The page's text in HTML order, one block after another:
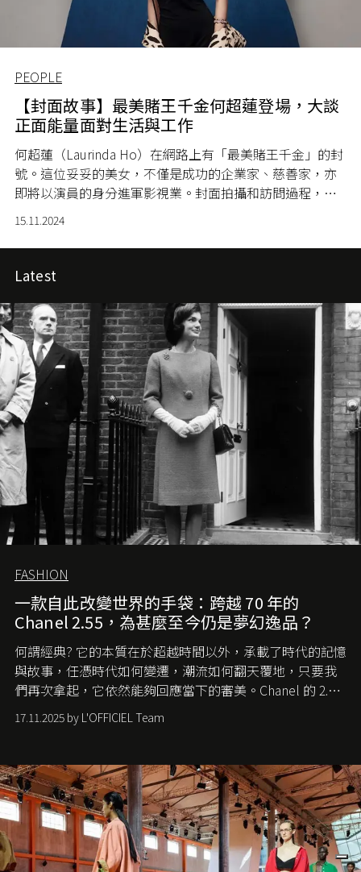
PEOPLE
【封面故事】最美賭王千金何超蓮登場，大談
正面能量面對生活與工作
何超蓮（Laurinda Ho）在網路上有「最美賭王千金」的封
號。這位妥妥的美女，不僅是成功的企業家、慈善家，亦
即將以演員的身分進軍影視業。封面拍攝和訪問過程，也
15.11.2024
Latest
FASHION
一款自此改變世界的手袋：跨越 70 年的
Chanel 2.55，為甚麼至今仍是夢幻逸品？
何謂經典? 它的本質在於超越時間以外，承載了時代的記憶
與故事，任憑時代如何變遷，潮流如何翻天覆地，只要我
們再次拿起，它依然能夠回應當下的審美。Chanel 的 2.55
手袋更是這樣存在，自問世至今，一直有着舉足輕重的地
位。如果說每個女生的第一個夢想手袋是 Chanel，那 2.55
愛它的雋永與優雅。那麼這個手袋是怎麼誕生的呢？又為
甚麼取名叫 2.55 ？今天就由《L'Officiel HK》帶你穿越流金
歲月，回顧 2.55 的誕生故事。
17.11.2025 by L'OFFICIEL Team